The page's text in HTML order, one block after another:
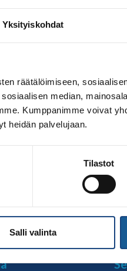
Yksityiskohdat
räätälöimiseen,
median,
Kumppanimme voivat
heidän palvelujaan.
Tilastot
Salli valinta
on
kehittyä. Vyöarvoissa
mitataan lähinnä
[…]